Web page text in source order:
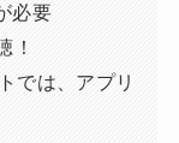
必要
！
では、アプリ